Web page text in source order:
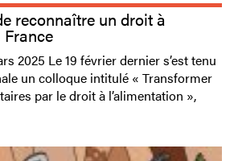
reconnaître un droit à
France
2025 Le 19 février dernier s’est tenu
un colloque intitulé « Transformer
par le droit à l’alimentation »,